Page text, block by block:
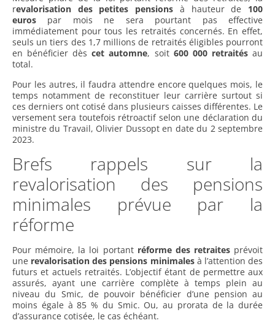
revalorisation des petites pensions à hauteur de 100
euros par mois ne sera pourtant pas effective
immédiatement pour tous les retraités concernés. En effet,
seuls un tiers des 1,7 millions de retraités éligibles pourront
en bénéficier dèscet automne, soit 600 000 retraitésau
total.
Pour les autres, il faudra attendre encore quelques mois, le
temps notamment de reconstituer leur carrière surtout si
ces derniers ont cotisé dans plusieurs caisses différentes. Le
versement sera toutefois rétroactif selon une déclaration du
ministre du Travail, Olivier Dussopt en date du 2 septembre
2023.
Brefs rappels sur la
revalorisation des pensions
minimales prévue par la
réforme
Pour mémoire, la loi portant réforme des retraitesprévoit
une revalorisation des pensions minimalesà l’attention des
futurs et actuels retraités. L’objectif étant de permettre aux
assurés, ayant une carrière complète à temps plein au
niveau du Smic, de pouvoir bénéficier d’une pension au
moins égale à 85 % du Smic. Ou, au prorata de la durée
d’assurance cotisée, le cas échéant.